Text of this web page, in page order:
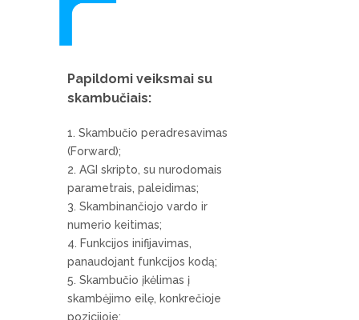
Papildomi veiksmai su
skambučiais:
Skambučio peradresavimas
(Forward);
AGI skripto, su nurodomais
parametrais, paleidimas;
Skambinančiojo vardo ir
numerio keitimas;
Funkcijos inifijavimas,
panaudojant funkcijos kodą;
Skambučio įkėlimas į
skambėjimo eilę, konkrečioje
pozicijoje;